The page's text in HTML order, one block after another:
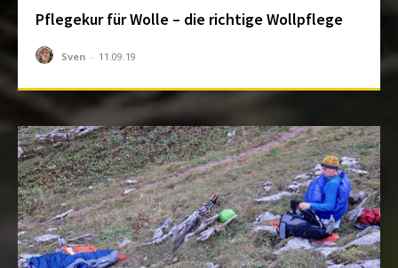
Pflegekur für Wolle – die richtige Wollpflege
Sven - 11.09.19